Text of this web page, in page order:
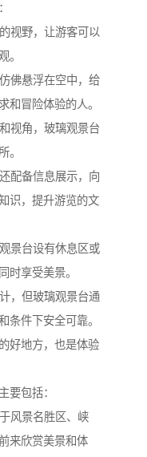
视野，让游客可以
。
佛悬浮在空中，给
和冒险体验的人。
视角，玻璃观景台
。
配备信息展示，向
识，提升游览的文
景台设有休息区或
时享受美景。
，但玻璃观景台通
条件下安全可靠。
好地方，也是体验
要包括：
风景名胜区、峡
来欣赏美景和体